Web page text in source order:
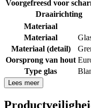
Voorgefreesd voor
Draairichting
Materiaal
Materiaal
Materiaal (detail)
Oorsprong van hout
Type glas
Lees meer